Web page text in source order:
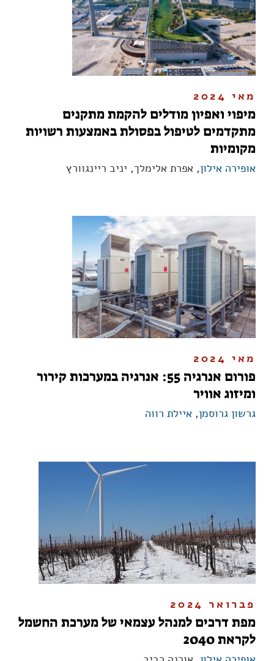
מאי 2024
מיפוי ואפיון מודלים להקמת מתקנים
מתקדמים לטיפול בפסולת באמצעות רשויות
מקומיות
אופירה אילון, אפרת אלימלך, יניב ריינגוורץ
מאי 2024
פורום אנרגיה 55: אנרגיה במערכות קירור
ומיזוג אוויר
גרשון גרוסמן, איילת רווה
פברואר 2024
מפת דרכים למנהל עצמאי של מערכת החשמל
לקראת 2040